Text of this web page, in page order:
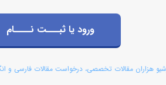
ورود یا ثبـــت نــــام
هزاران مقالات تخصصی، درخواست مقالات فارسی و